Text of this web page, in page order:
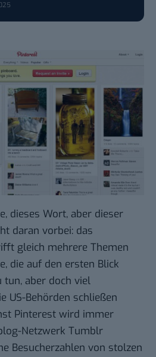
dieses Wort, aber dieser
daran vorbei: das
gleich mehrere Themen
die auf den ersten Blick
aber doch viel
US-Behörden schließen
Pinterest wird immer
Netzwerk Tumblr
Besucherzahlen von stolzen